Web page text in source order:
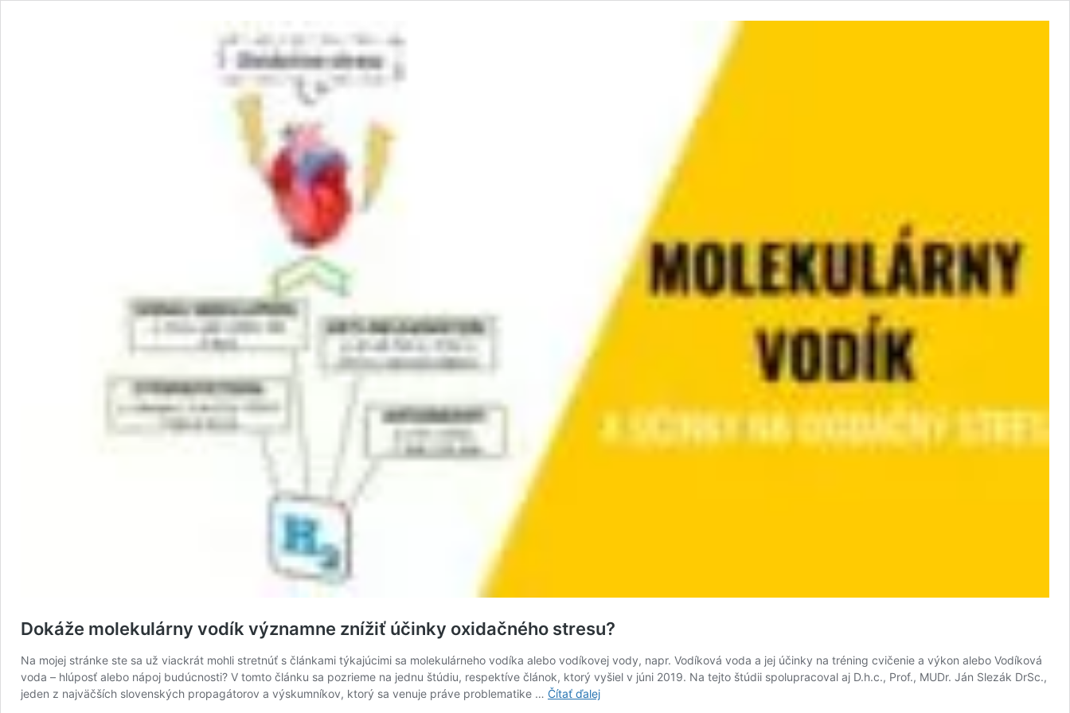
Dokáže molekulárny vodík významne znížiť účinky oxidačného stresu?
Na mojej stránke ste sa už viackrát mohli stretnúť s článkami týkajúcimi sa molekulárneho vodíka alebo vodíkovej vody, napr. Vodíková voda a jej účinky na tréning cvičenie a výkon alebo Vodíková
voda – hlúposť alebo nápoj budúcnosti? V tomto článku sa pozrieme na jednu štúdiu, respektíve článok, ktorý vyšiel v júni 2019. Na tejto štúdii spolupracoval aj D.h.c., Prof., MUDr. Ján Slezák DrSc.,
jeden z najväčších slovenských propagátorov a výskumníkov, ktorý sa venuje práve problematike … Čítať ďalejDokáže